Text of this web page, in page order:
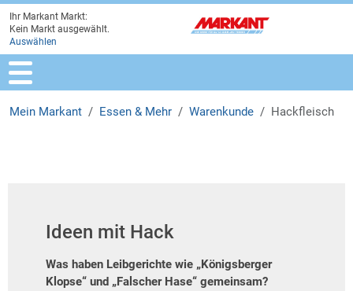
Zur Marktauswahl
Zur Hauptnavigation
Zum Hauptinhalt
Zum Fussbereich
Ihr Markant Markt:
Kein Markt ausgewählt.
Auswählen
Mein Markant Essen & Mehr Warenkunde Hackfleisch
Ideen mit Hack
Was haben Leibgerichte wie „Königsberger
Klopse“ und „Falscher Hase“ gemeinsam?